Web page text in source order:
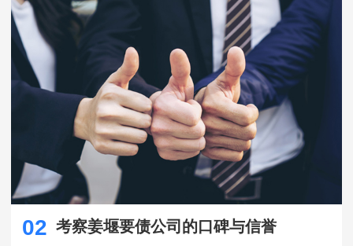
02 考察姜堰要债公司的口碑与信誉